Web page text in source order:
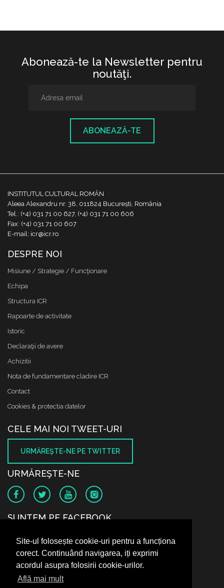
Site-ul folosește cookie-uri pentru a funcționa
corect. Continuând navigarea, iți exprimi
acordul asupra folosirii cookie-urilor.
Află mai mult
Abonează-te la Newsletter pentru
noutăţi.
ABONEAZĂ-TE
INSTITUTUL CULTURAL ROMÂN
Aleea Alexandru nr. 38, 011824 București, România
Tel.: (+4) 031 71 00 627, (+4) 031 71 00 606
Fax: (+4) 031 71 00 607
E-mail: icr@icr.ro
DESPRE NOI
Misiune / Strategie / Funcţionare
Echipa
Structura ICR
Rapoarte de activitate
Istoric
Declaraţii de avere
Achizitii
Nota de fundamentare cladire ICR
Contact
Cookies & protectia datelor
CELE MAI NOI TWEET-URI
URMĂREŞTE-NE PE TWITTER
URMĂREŞTE-NE
SUNTEM PE FACEBOOK